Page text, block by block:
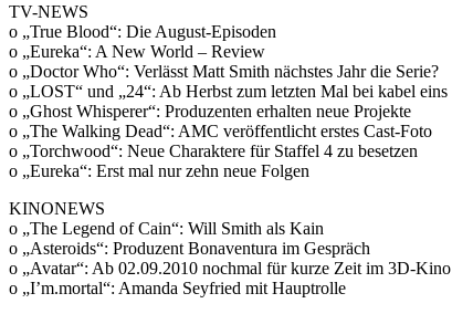
TV-NEWS
o „True Blood“: Die August-Episoden
o „Eureka“: A New World – Review
o „Doctor Who“: Verlässt Matt Smith nächstes Jahr die Serie?
o „LOST“ und „24“: Ab Herbst zum letzten Mal bei kabel eins
o „Ghost Whisperer“: Produzenten erhalten neue Projekte
o „The Walking Dead“: AMC veröffentlicht erstes Cast-Foto
o „Torchwood“: Neue Charaktere für Staffel 4 zu besetzen
o „Eureka“: Erst mal nur zehn neue Folgen
KINONEWS
o „The Legend of Cain“: Will Smith als Kain
o „Asteroids“: Produzent Bonaventura im Gespräch
o „Avatar“: Ab 02.09.2010 nochmal für kurze Zeit im 3D-Kino
o „I’m.mortal“: Amanda Seyfried mit Hauptrolle